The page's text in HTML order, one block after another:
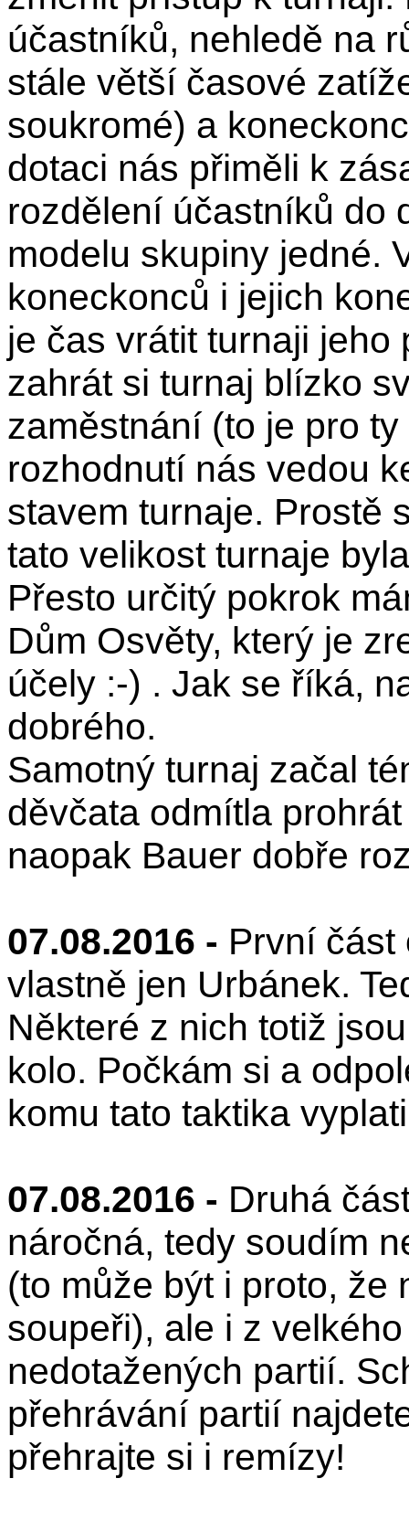
účastníků, nehledě na
stále větší časové
soukromé) a
dotaci nás přiměli k
rozdělení účastníků do
modelu skupiny jedné.
koneckonců i jejich
je čas vrátit turnaji
zahrát si turnaj blízko
zaměstnání (to je pro
rozhodnutí nás vedou
stavem turnaje. Prostě
tato velikost turnaje
Přesto určitý pokrok
Dům Osvěty, který je
účely :-) . Jak se říká,
dobrého.
Samotný turnaj začal
děvčata odmítla
naopak Bauer dobře
07.08.2016 - První část
vlastně jen Urbánek.
Některé z nich totiž
kolo. Počkám si a
komu tato taktika
07.08.2016 - Druhá
náročná, tedy soudím
(to může být i proto, že
soupeři), ale i z
nedotažených partií.
přehrávání partií
přehrajte si i remízy!